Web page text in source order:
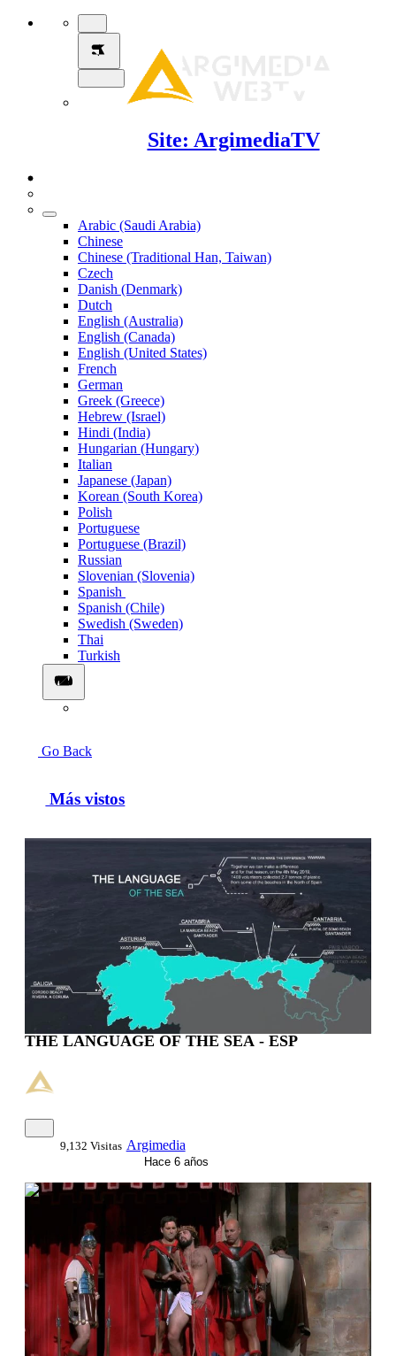
Site: ArgimediaTV
Arabic (Saudi Arabia)
Chinese
Chinese (Traditional Han, Taiwan)
Czech
Danish (Denmark)
Dutch
English (Australia)
English (Canada)
English (United States)
French
German
Greek (Greece)
Hebrew (Israel)
Hindi (India)
Hungarian (Hungary)
Italian
Japanese (Japan)
Korean (South Korea)
Polish
Portuguese
Portuguese (Brazil)
Russian
Slovenian (Slovenia)
Spanish
Spanish (Chile)
Swedish (Sweden)
Thai
Turkish
Go Back
Más vistos
THE LANGUAGE OF THE SEA - ESP
9,132 Visitas Argimedia
Hace 6 años
0:48:34